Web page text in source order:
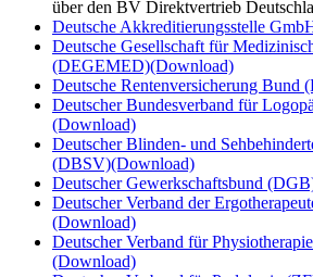
über den BV Direktvertrieb
Deutsche Akkreditierungsstelle
Deutsche Gesellschaft für
(DEGEMED)(Download)
Deutsche Rentenversicherung Bund
Deutscher Bundesverband für
(Download)
Deutscher Blinden- und
(DBSV)(Download)
Deutscher Gewerkschaftsbund
Deutscher Verband der
(Download)
Deutscher Verband für
(Download)